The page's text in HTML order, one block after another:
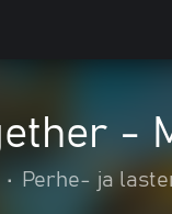
-
• Perhe- ja